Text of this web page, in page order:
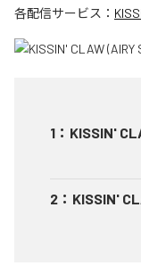
各配信サービス：
1 ： KISSIN'
2 ： KISSIN'